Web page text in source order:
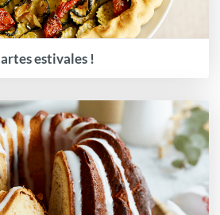
estivales !